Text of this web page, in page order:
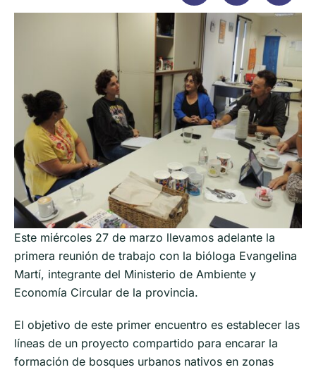
Este miércoles 27 de marzo llevamos adelante la
primera reunión de trabajo con la bióloga Evangelina
Martí, integrante del Ministerio de Ambiente y
Economía Circular de la provincia.
El objetivo de este primer encuentro es establecer las
líneas de un proyecto compartido para encarar la
formación de bosques urbanos nativos en zonas